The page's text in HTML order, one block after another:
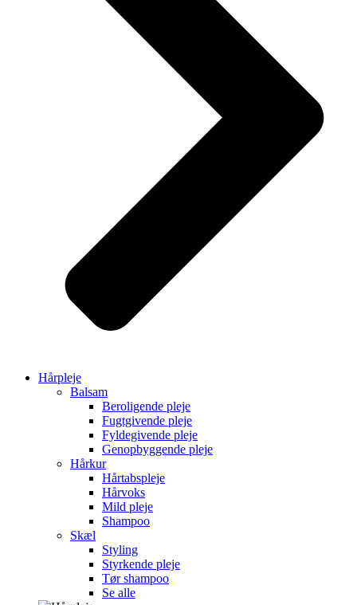
Hårpleje
Balsam
Beroligende pleje
Fugtgivende pleje
Fyldegivende pleje
Genopbyggende pleje
Hårkur
Hårtabspleje
Hårvoks
Mild pleje
Shampoo
Skæl
Styling
Styrkende pleje
Tør shampoo
Se alle